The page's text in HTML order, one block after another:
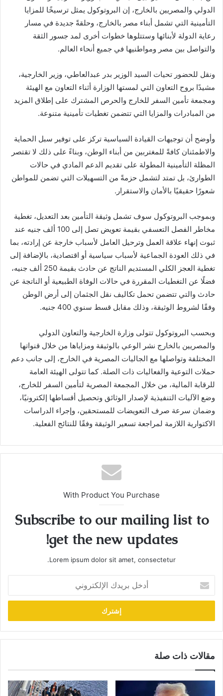
الدولي والمصريين بالخارج، إن البروتوكول يمثل ترسيخًا للمزايا
التأمينية التي تشمل أبناء مصر بالخارج، وحلقةً جديدة في مسار
رعاية الدولة لأبنائها وستتلوها خطوات أخرى لمد جسور الثقة
والتواصل بين مصر ومواطنيها في جميع أنحاء العالم.
ونقل للحضور تحيات السيد الوزير بدر عبدالعاطي، وزير الخارجية،
مشيدًا بروح التعاون التي لمستها الوزارة أثناء التعاون مع الهيئة
ومجمعة تأمين السفر للخارج والحرص المشترك على إطلاق المزيد
من المبادرات والمزايا التي تتضمن تغطيات تأمينية متنوعة.
وأوضح أن توجيهات القيادة السياسية تركز على توفير سبل الحماية
والاطمئنان كافةً للمغتربين من أبناء الوطن، وبناءً على ذلك لا تقتصر
المظلة التأمينية المطولة على تقديم الدعم المادي في حالات
الطوارئ، بل تمتد لتشمل حزمةً من التسهيلات التي تضمن للمواطن
شعورًا حقيقيًا بالأمان والاستقرار.
وبموجب البروتوكول سوف تشمل وثيقة التأمين بعد التعديل، تغطية
مخاطر الفصل التعسفي بقيمة تعويض تصل إلى 100 ألف جنيه عند
ثبوت إنهاء علاقة العمل وترحيل العامل لأسباب خارجة عن إرادته، بما
في ذلك العودة الجماعية لأسباب سياسية أو اقتصادية، بالإضافة إلى
تغطية العجز الكلي المستديم الناتج عن حادث بقيمة 250 ألف جنيه،
فضلًا عن التغطيات المقررة في حالات الوفاة الطبيعية أو الناتجة عن
حادث والتي تتضمن تحمل تكاليف نقل الجثمان إلى أرض الوطن
وفقًا لشروط الوثيقة، وذلك مقابل قسط سنوي 400 جنيه.
وبحسب البروتوكول تتولى وزارة الخارجية والتعاون الدولي
والمصريين بالخارج نشر الوعي بالوثيقة ومزاياها من خلال قنواتها
المختلفة وتواصلها مع الجاليات المصرية في الخارج، إلى جانب دعم
حملات التوعية والفعاليات ذات الصلة. كما تتولى الهيئة العامة
للرقابة المالية، من خلال المجمعة المصرية لتأمين السفر للخارج،
وضع الآليات التنفيذية لإصدار الوثائق وتحصيل أقساطها إلكترونيًا،
وضمان سرعة صرف التعويضات للمستحقين، وإجراء الدراسات
الاكتوارية اللازمة لمراجعة تسعير الوثيقة وفقًا للنتائج الفعلية.
With Product You Purchase
Subscribe to our mailing list to
get the new updates!
Lorem ipsum dolor sit amet, consectetur.
بريدك
الإلكتروني
مقالات ذات صلة